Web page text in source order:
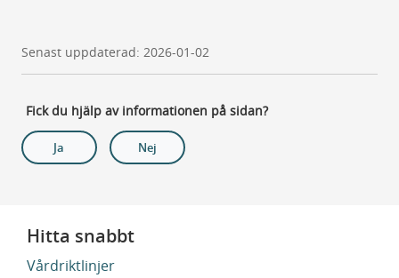
Senast uppdaterad: 2026-01-02
Fick du hjälp av informationen på sidan?
Ja Nej
Hitta snabbt
Vårdriktlinjer